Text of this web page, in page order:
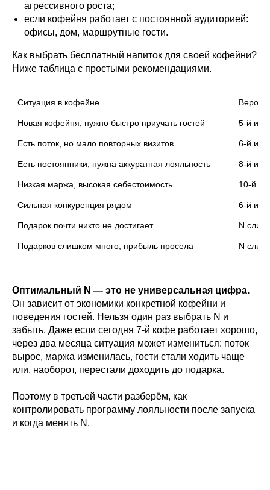
агрессивного роста;
если кофейня работает с постоянной аудиторией:
офисы, дом, маршрутные гости.
Как выбрать бесплатный напиток для своей кофейни?
Ниже таблица с простыми рекомендациями.
Ситуация в кофейне
Новая кофейня, нужно быстро приучать гостей 5-й
Есть поток, но мало повторных визитов 6-й или
Есть постоянники, нужна аккуратная лояльность 8-й
Низкая маржа, высокая себестоимость 10-й
Сильная конкуренция рядом 6-й или
Подарок почти никто не достигает N
Подарков слишком много, прибыль просела N
Оптимальный N — это не универсальная цифра.
Он зависит от экономики конкретной кофейни и
поведения гостей. Нельзя один раз выбрать N и
забыть. Даже если сегодня 7-й кофе работает хорошо,
через два месяца ситуация может измениться: поток
вырос, маржа изменилась, гости стали ходить чаще
или, наоборот, перестали доходить до подарка.
Поэтому в третьей части разберём, как
контролировать программу лояльности после запуска
и когда менять N.